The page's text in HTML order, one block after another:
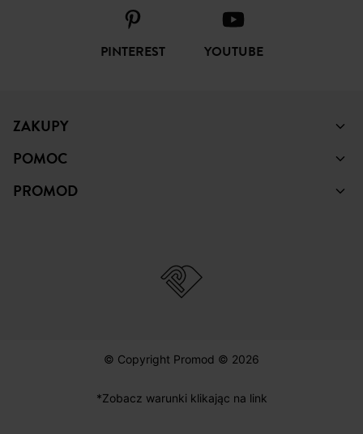
PINTEREST YOUTUBE
ZAKUPY
POMOC
PROMOD
© Copyright Promod © 2026
*Zobacz warunki klikając na link